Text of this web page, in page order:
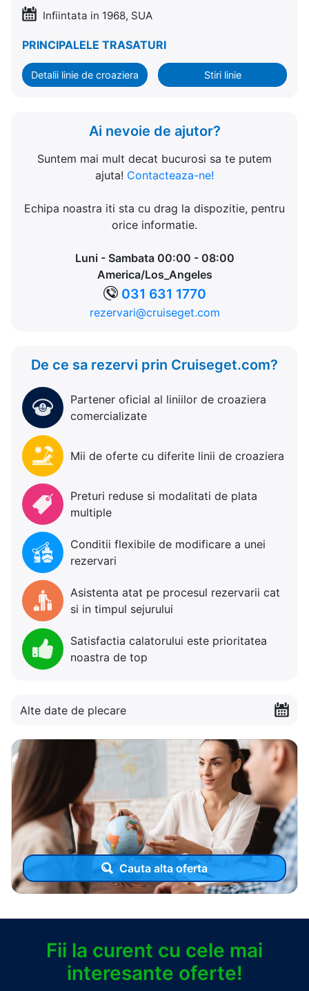
Infiintata in 1968, SUA
PRINCIPALELE TRASATURI
Detalii linie de croaziera Stiri linie
Ai nevoie de ajutor?
Suntem mai mult decat bucurosi sa te putem
ajuta! Contacteaza-ne!
Echipa noastra iti sta cu drag la dispozitie, pentru
orice informatie.
Luni - Sambata 00:00 - 08:00
America/Los_Angeles
031 631 1770
rezervari@cruiseget.com
De ce sa rezervi prin Cruiseget.com?
Partener oficial al liniilor de croaziera
comercializate
Mii de oferte cu diferite linii de croaziera
Preturi reduse si modalitati de plata
multiple
Conditii flexibile de modificare a unei
rezervari
Asistenta atat pe procesul rezervarii cat
si in timpul sejurului
Satisfactia calatorului este prioritatea
noastra de top
Alte date de plecare
Cauta alta oferta
Fii la curent cu cele mai
interesante oferte!